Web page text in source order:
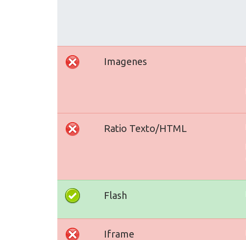
Imagenes
Ratio Texto/HTML
Flash
Iframe